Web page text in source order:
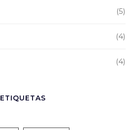
(5)
(4)
(4)
ETIQUETAS